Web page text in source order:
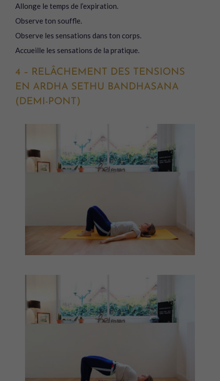
Allonge le temps de l’expiration.
Observe ton souffle.
Observe les sensations dans ton corps.
Accueille les sensations de la pratique.
4 – RELÂCHEMENT DES TENSIONS
EN ARDHA SETHU BANDHASANA
(DEMI-PONT)